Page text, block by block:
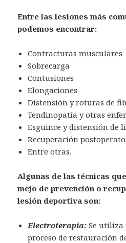
Entre las lesiones más
podemos encontrar:
Contracturas musculares
Sobrecarga
Contusiones
Elongaciones
Distensión y roturas de
Tendinopatía y otras
Esguince y distensión de
Recuperación
Entre otras.
Algunas de las técnicas
mejo de prevención o
lesión deportiva son:
Electroterapia: Se utiliza
proceso de restauración